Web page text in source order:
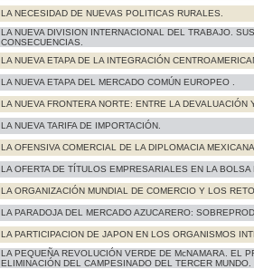
LA NECESIDAD DE NUEVAS POLITICAS RURALES.
LA NUEVA DIVISION INTERNACIONAL DEL TRABAJO.
CONSECUENCIAS.
LA NUEVA ETAPA DE LA INTEGRACIÓN
LA NUEVA ETAPA DEL MERCADO COMÚN EUROPEO .
LA NUEVA FRONTERA NORTE: ENTRE LA DEVALUACIÓN
LA NUEVA TARIFA DE IMPORTACIÓN.
LA OFENSIVA COMERCIAL DE LA DIPLOMACIA
LA OFERTA DE TÍTULOS EMPRESARIALES EN LA
LA ORGANIZACIÓN MUNDIAL DE COMERCIO Y LOS
LA PARADOJA DEL MERCADO AZUCARERO:
LA PARTICIPACION DE JAPON EN LOS ORGANISMOS
LA PEQUEÑA REVOLUCIÓN VERDE DE McNAMARA. EL
ELIMINACIÓN DEL CAMPESINADO DEL TERCER MUNDO.